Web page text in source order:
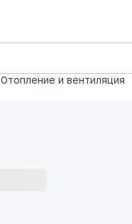
Отопление и вентиляция